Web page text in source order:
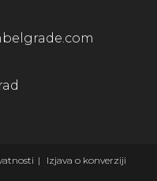
Izjava o konverziji